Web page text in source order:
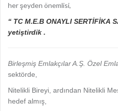
her şeyden önemlisi,
“ TC M.E.B ONAYLI SERTİFİKA
yetiştirdik .
Birleşmiş Emlakçılar A.Ş. Özel
sektörde,
Nitelikli Bireyi, ardından Nitelikli
hedef almış,